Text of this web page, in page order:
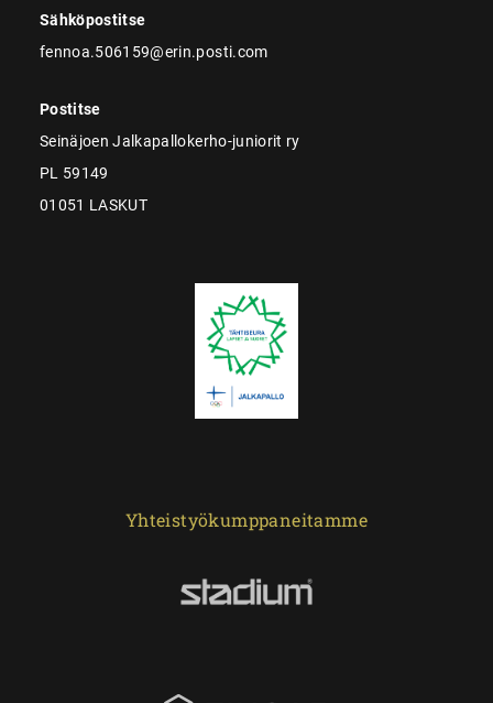
Sähköpostitse
fennoa.506159@erin.posti.com
Postitse
Seinäjoen Jalkapallokerho-juniorit ry
PL 59149
01051 LASKUT
Yhteistyökumppaneitamme